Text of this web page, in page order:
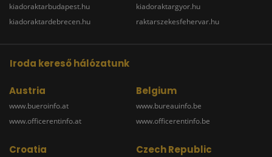
kiadoraktarbudapest.hu
kiadoraktardebrecen.hu
kiadoraktargyor.hu
raktarszekesfehervar.hu
Iroda kereső hálózatunk
Austria
www.bueroinfo.at
www.officerentinfo.at
Belgium
www.bureauinfo.be
www.officerentinfo.be
Croatia Czech Republic